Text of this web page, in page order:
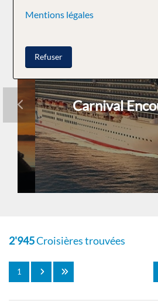
Carnival
2'945Croisières trouvées
1
Mentions légales
Refuser